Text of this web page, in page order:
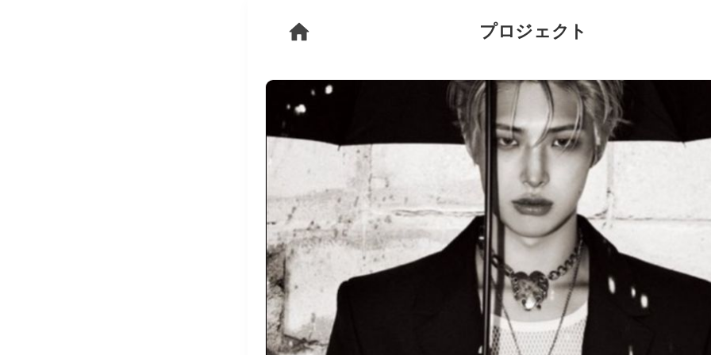
プロジェクト